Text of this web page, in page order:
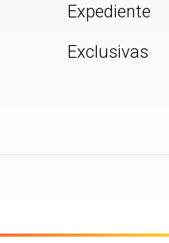
Expediente
Exclusivas